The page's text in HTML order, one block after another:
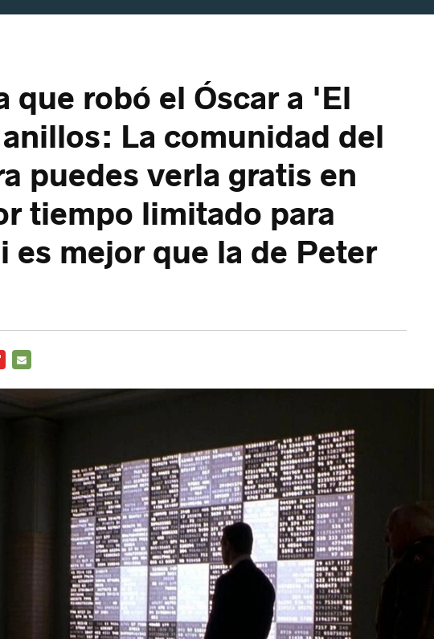
que robó el Óscar a 'El
La comunidad del
puedes verla gratis en
tiempo limitado para
es mejor que la de Peter